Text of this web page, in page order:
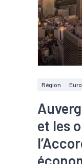
Région
et les